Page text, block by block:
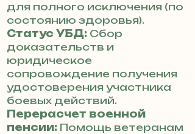
для полного исключения (по
состоянию здоровья).
Статус УБД: Сбор
доказательств и
юридическое
сопровождение получения
удостоверения участника
боевых действий.
Перерасчет военной
пенсии: Помощь ветеранам